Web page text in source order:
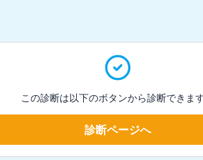
この診断は以下のボタンから診断できま
診断ページへ